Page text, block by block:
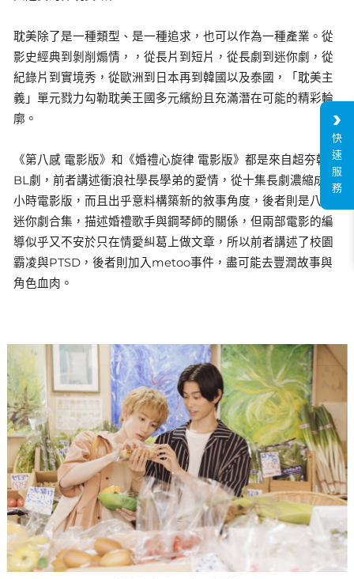
耽美除了是一種類型、是一種追求，也可以作為一種產業。從
影史經典到剝削煽情，，從長片到短片，從長劇到迷你劇，從
紀錄片到實境秀，從歐洲到日本再到韓國以及泰國，「耽美主
義」單元戮力勾勒耽美王國多元繽紛且充滿潛在可能的精彩輪
廓。
《第八感 電影版》和《婚禮心旋律 電影版》都是來自超夯韓國
BL劇，前者講述衝浪社學長學弟的愛情，從十集長劇濃縮成兩
小時電影版，而且出乎意料構築新的敘事角度，後者則是八集
迷你劇合集，描述婚禮歌手與鋼琴師的關係，但兩部電影的編
導似乎又不安於只在情愛糾葛上做文章，所以前者講述了校園
霸凌與PTSD，後者則加入metoo事件，盡可能去豐潤故事與
角色血肉。
快
速
服
務